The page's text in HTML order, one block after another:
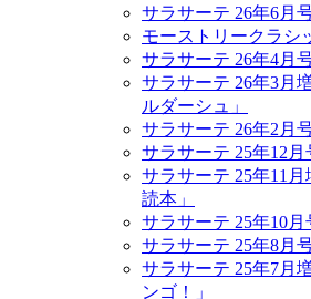
サラサーテ 26年6月
モーストリークラシ
サラサーテ 26年4月
サラサーテ 26年3月
ルダーシュ」
サラサーテ 26年2月
サラサーテ 25年12月
サラサーテ 25年11
読本」
サラサーテ 25年10月
サラサーテ 25年8月
サラサーテ 25年7月
ンゴ！」